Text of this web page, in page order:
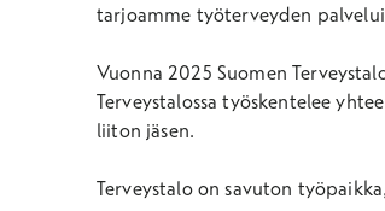
tarjoamme työterveyden
Vuonna 2025 Suomen
Terveystalossa työskentelee
liiton jäsen.
Terveystalo on savuton